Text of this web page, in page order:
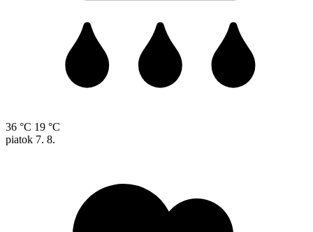
36 °C 19 °C
piatok 7. 8.